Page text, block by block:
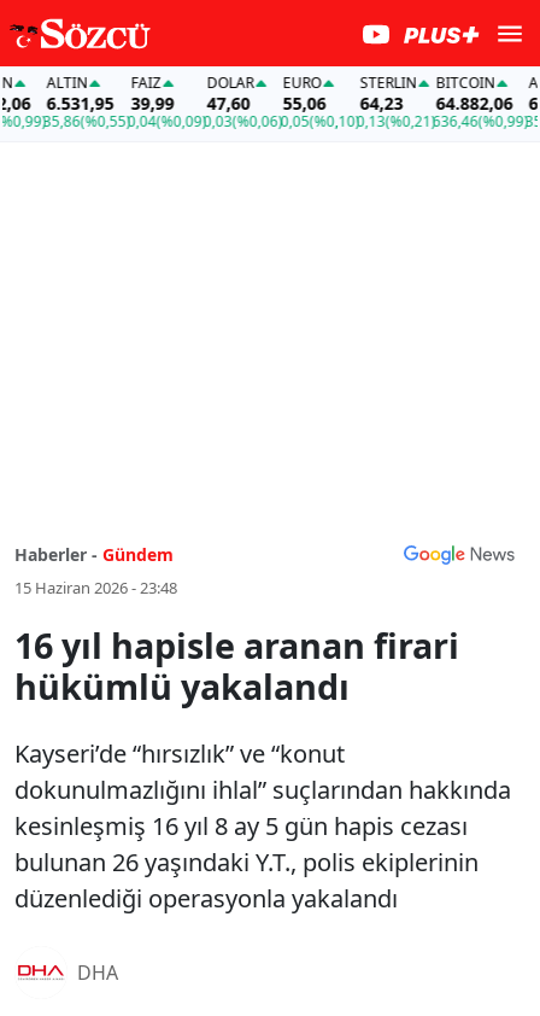
ALTIN
6.531,95
35,86(%0,55)
FAİZ
39,99
0,04(%0,09)
DOLAR
47,60
0,03(%0,06)
EURO
55,06
0,05(%0,10)
STERLIN
64,23
0,13(%0,21)
BITCOIN
64.882,06
636,46(%0,99)
Haberler - Gündem
15 Haziran 2026 - 23:48
16 yıl hapisle aranan firari
hükümlü yakalandı
Kayseri’de “hırsızlık” ve “konut
dokunulmazlığını ihlal” suçlarından hakkında
kesinleşmiş 16 yıl 8 ay 5 gün hapis cezası
bulunan 26 yaşındaki Y.T., polis ekiplerinin
düzenlediği operasyonla yakalandı
DHA